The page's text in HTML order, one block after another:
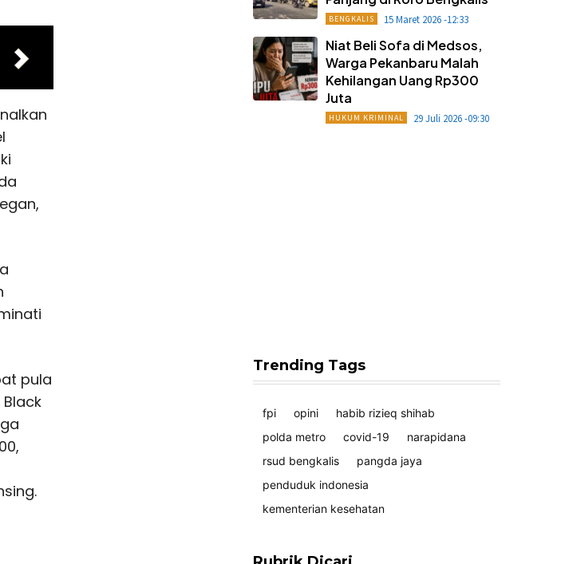
pula
BENGKALIS 15 Maret 2026 -12:33
Niat Beli Sofa di Medsos,
Warga Pekanbaru Malah
Kehilangan Uang Rp300
Juta
HUKUM KRIMINAL 29 Juli 2026 -09:30
Trending Tags
fpi opini
habib rizieq shihab
polda metro
covid-19
narapidana
rsud bengkalis
pangda jaya
penduduk indonesia
kementerian kesehatan